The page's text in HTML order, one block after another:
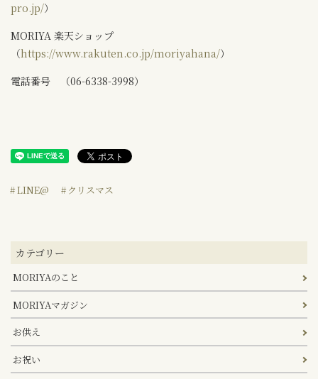
pro.jp/）
MORIYA 楽天ショップ
（https://www.rakuten.co.jp/moriyahana/）
電話番号 （06-6338-3998）
LINE@ クリスマス
カテゴリー
MORIYAのこと
MORIYAマガジン
お供え
お祝い